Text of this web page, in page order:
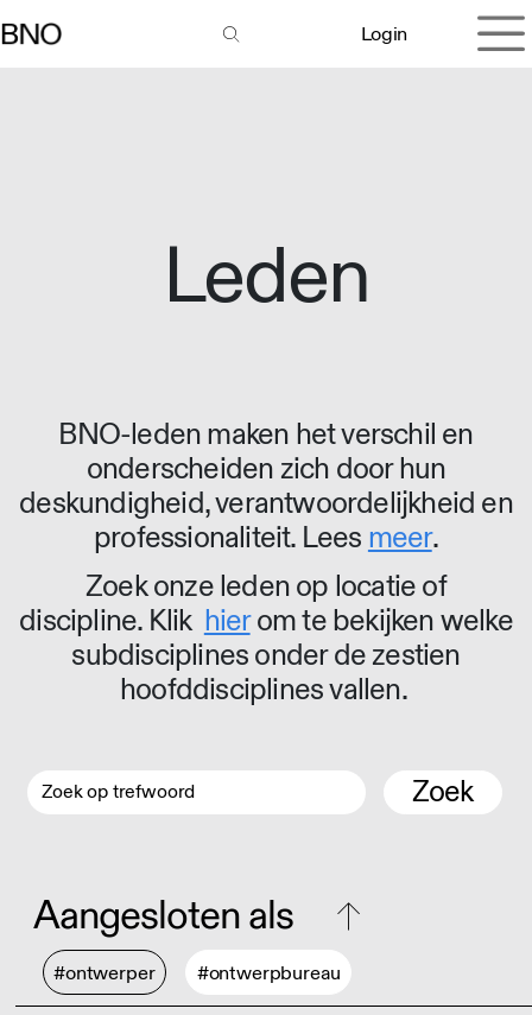
Login
Leden
BNO-leden maken het verschil en
onderscheiden zich door hun
deskundigheid, verantwoordelijkheid en
professionaliteit. Lees meer.
Zoek onze leden op locatie of
discipline. Klik hierom te bekijken welke
subdisciplines onder de zestien
hoofddisciplines vallen.
Zoek
Aangesloten als
#ontwerper #ontwerpbureau